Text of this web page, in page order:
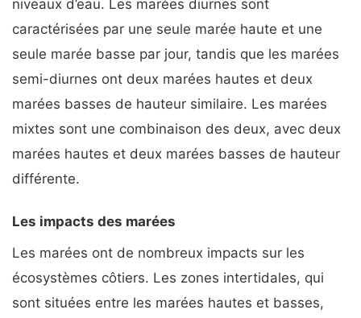
niveaux d’eau. Les marées diurnes sont
caractérisées par une seule marée haute et une
seule marée basse par jour, tandis que les marées
semi-diurnes ont deux marées hautes et deux
marées basses de hauteur similaire. Les marées
mixtes sont une combinaison des deux, avec deux
marées hautes et deux marées basses de hauteur
différente.
Les impacts des marées
Les marées ont de nombreux impacts sur les
écosystèmes côtiers. Les zones intertidales, qui
sont situées entre les marées hautes et basses,